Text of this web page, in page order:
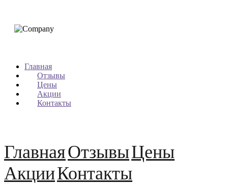
Главная
Отзывы
Цены
Акции
Контакты
ГлавнаяОтзывыЦены
АкцииКонтакты